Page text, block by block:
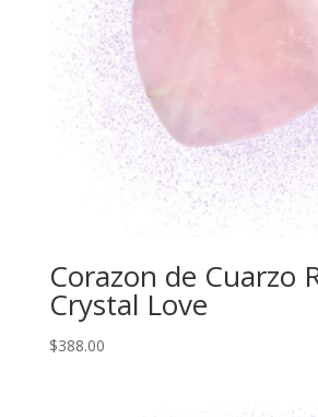
Corazon de Cuarzo
Crystal Love
$388.00